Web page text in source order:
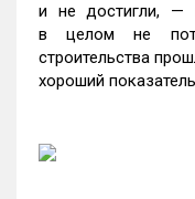
и не достигли, —
в целом не
строительства
хороший